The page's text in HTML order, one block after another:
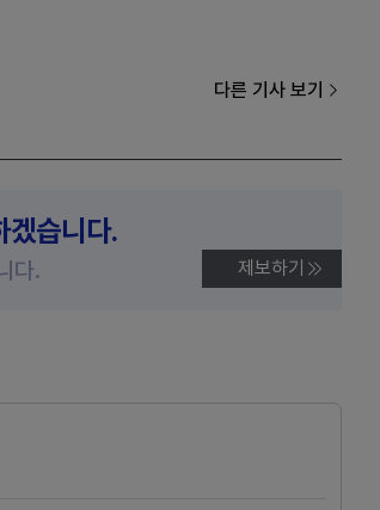
다른 기사 보기
겠습니다.
다. 제보하기